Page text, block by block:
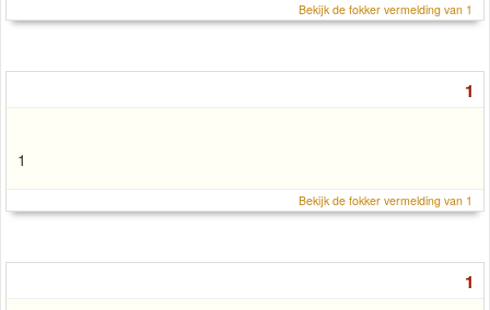
Bekijk de fokker vermelding van 1
1
1
Bekijk de fokker vermelding van 1
1